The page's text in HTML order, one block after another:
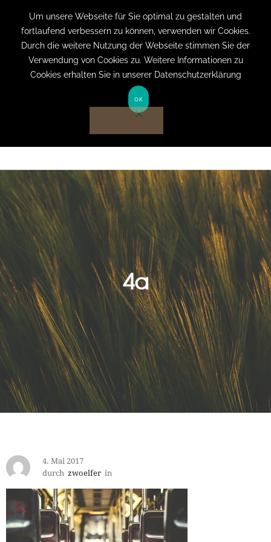
+49 (0) 151 19079060 info@privatpraxis-
bertram.de
Anmelden auf Website
4a
4. Mai 2017
durch zwoelfer in
Um unsere Webseite für Sie optimal zu gestalten und
fortlaufend verbessern zu können, verwenden wir Cookies.
Durch die weitere Nutzung der Webseite stimmen Sie der
Verwendung von Cookies zu. Weitere Informationen zu
Cookies erhalten Sie in unserer Datenschutzerklärung
OK